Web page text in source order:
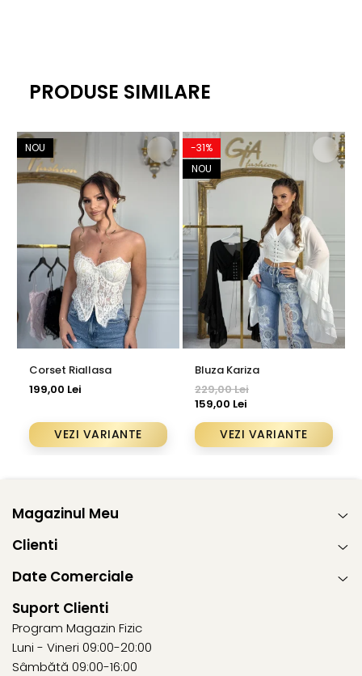
PRODUSE SIMILARE
NOU
Corset Riallasa
199,00 Lei
VEZI VARIANTE
-31%
NOU
Bluza Kariza
229,00 Lei
159,00 Lei
VEZI VARIANTE
Magazinul Meu
Clienti
Date Comerciale
Suport Clienti
Program Magazin Fizic
Luni - Vineri 09:00-20:00
Sâmbătă 09:00-16:00